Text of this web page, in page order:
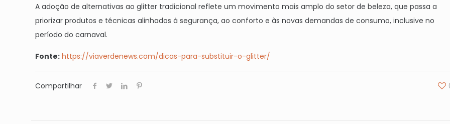
A adoção de alternativas ao glitter tradicional reflete um movimento mais amplo do setor de beleza, que passa a
priorizar produtos e técnicas alinhados à segurança, ao conforto e às novas demandas de consumo, inclusive no
período do carnaval.
Fonte: https://viaverdenews.com/dicas-para-substituir-o-glitter/
Compartilhar